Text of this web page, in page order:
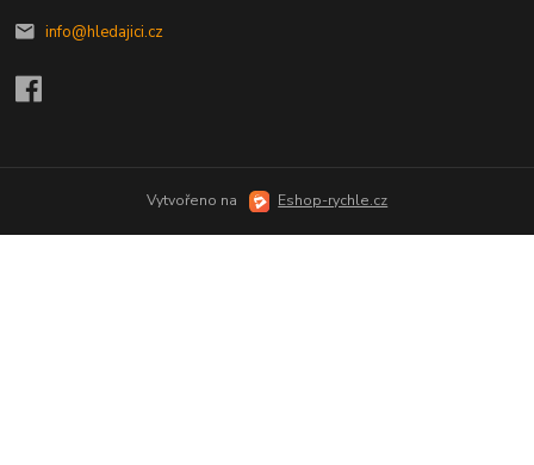
info@hledajici.cz
Vytvořeno na Eshop-rychle.cz